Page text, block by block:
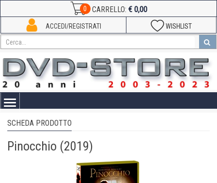
0 CARRELLO: € 0,00
WISHLIST
ACCEDI/REGISTRATI
Toggle
SCHEDA PRODOTTO
Pinocchio (2019)